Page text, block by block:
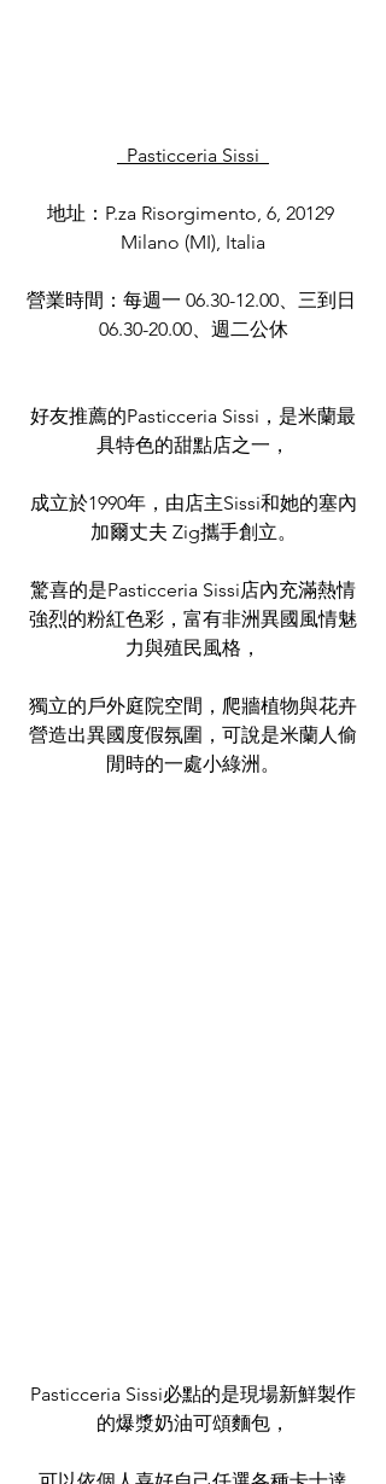
  Pasticceria Sissi
地址：P.za Risorgimento, 6, 20129
Milano (MI), Italia
營業時間：每週一 06.30-12.00、三到日
06.30-20.00、週二公休
好友推薦的Pasticceria Sissi，是米蘭最
具特色的甜點店之一，
成立於1990年，由店主Sissi和她的塞內
加爾丈夫 Zig攜手創立。
驚喜的是Pasticceria Sissi店內充滿熱情
強烈的粉紅色彩，富有非洲異國風情魅
力與殖民風格，
獨立的戶外庭院空間，爬牆植物與花卉
營造出異國度假氛圍，可說是米蘭人偷
閒時的一處小綠洲。
Pasticceria Sissi必點的是現場新鮮製作
的爆漿奶油可頌麵包，